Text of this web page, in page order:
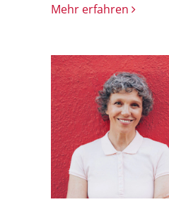
Mehr erfahren